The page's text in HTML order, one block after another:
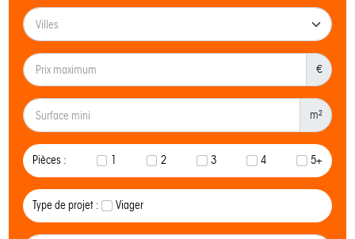
€
m²
Pièces : 1 2 3 4 5+
Type de projet : Viager